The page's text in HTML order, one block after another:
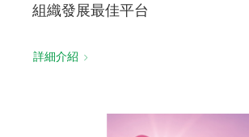
組織發展最佳平台
詳細介紹